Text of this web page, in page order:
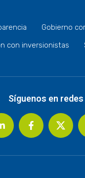
Gobierno
con inversionistas
Síguenos en redes